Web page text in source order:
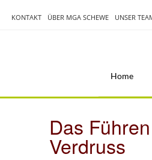
KONTAKT ÜBER MGA SCHEWE UNSER
Home
Das
Verdruss